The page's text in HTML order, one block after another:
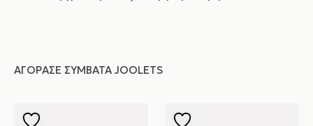
ΑΓΌΡΑΣΕ ΣΥΜΒΑΤΆ JOOLETS